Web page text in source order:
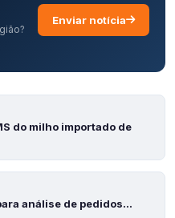
Enviar notícia
do milho importado de
análise de pedidos…